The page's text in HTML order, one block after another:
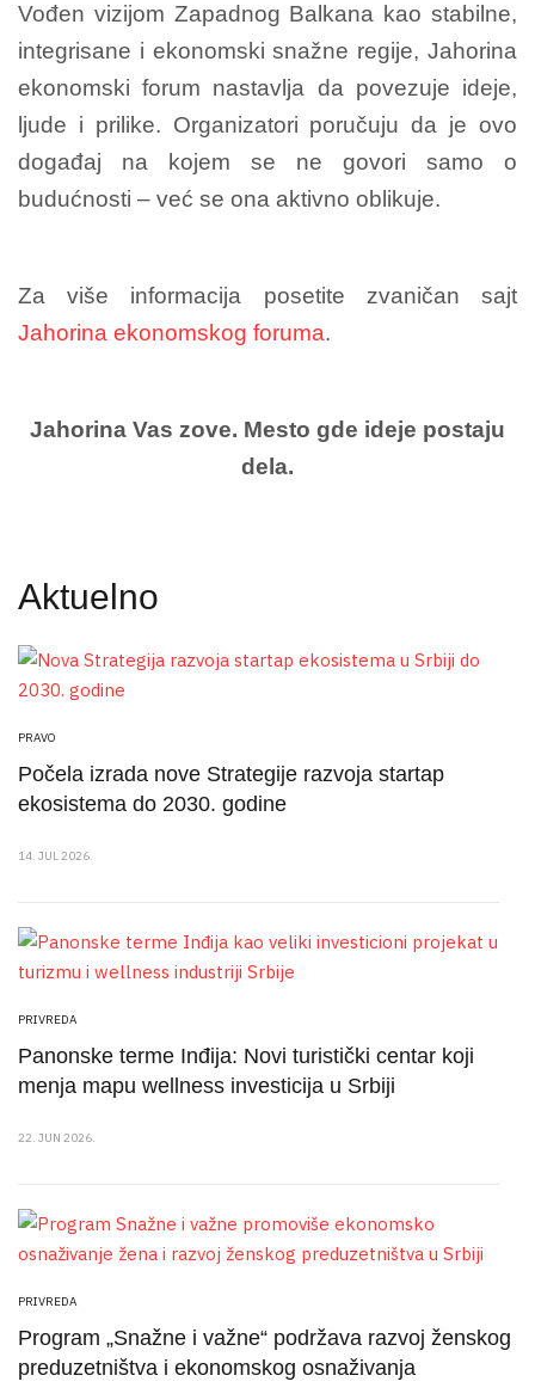
Vođen vizijom Zapadnog Balkana kao stabilne,
integrisane i ekonomski snažne regije, Jahorina
ekonomski forum nastavlja da povezuje ideje,
ljude i prilike. Organizatori poručuju da je ovo
događaj na kojem se ne govori samo o
budućnosti – već se ona aktivno oblikuje.
Za više informacija posetite zvaničan sajt
Jahorina ekonomskog foruma.
Jahorina Vas zove. Mesto gde ideje postaju
dela.
Aktuelno
PRAVO
Počela izrada nove Strategije razvoja startap
ekosistema do 2030. godine
14. JUL 2026.
PRIVREDA
Panonske terme Inđija: Novi turistički centar koji
menja mapu wellness investicija u Srbiji
22. JUN 2026.
PRIVREDA
Program „Snažne i važne“ podržava razvoj ženskog
preduzetništva i ekonomskog osnaživanja